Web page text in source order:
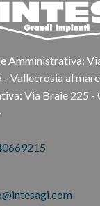
Amministrativa:
- Vallecrosia al
Via Braie 225